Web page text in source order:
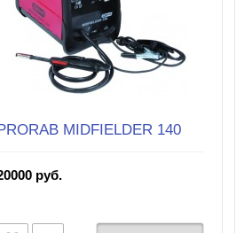
MIDFIELDER 140
руб.